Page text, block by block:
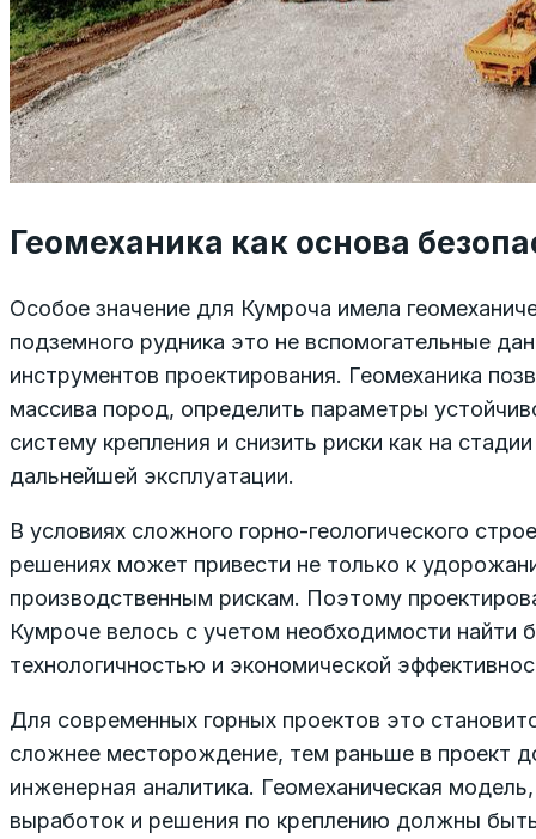
Геомеханика как основа
Особое значение для Кумроча имела
подземного рудника это не вспомогательные
инструментов проектирования. Геомеханика
массива пород, определить параметры
систему крепления и снизить риски как на
дальнейшей эксплуатации.
В условиях сложного горно-геологического
решениях может привести не только к
производственным рискам. Поэтому
Кумроче велось с учетом необходимости
технологичностью и экономической
Для современных горных проектов это
сложнее месторождение, тем раньше в проект
инженерная аналитика. Геомеханическая
выработок и решения по креплению должны